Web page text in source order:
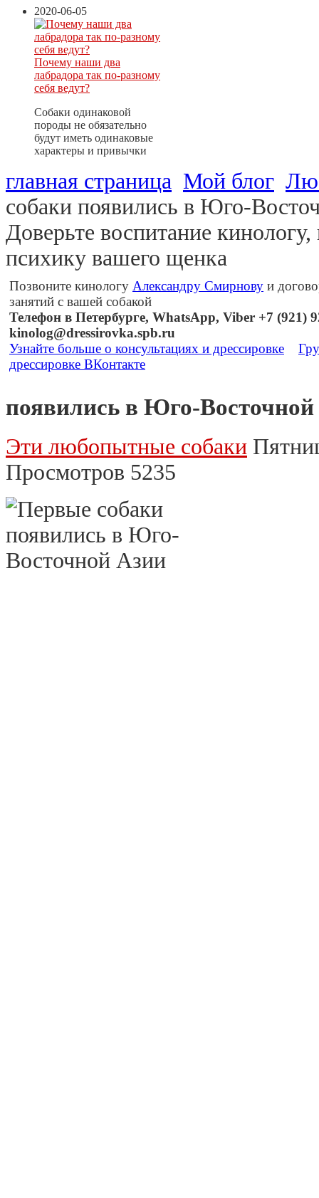
2020-06-05
Почему наши два
лабрадора так по-разному
себя ведут?
Собаки одинаковой
породы не обязательно
будут иметь одинаковые
характеры и привычки
главная страница Мой блог
собаки появились в Юго-
Доверьте воспитание
психику вашего щенка
Позвоните кинологу Александру Смирнову и
занятий с вашей собакой
Телефон в Петербурге, WhatsApp, Viber +7 (921)
kinolog@dressirovka.spb.ru
Узнайте больше о консультациях и дрессировке
дрессировке ВКонтакте
появились в Юго-
Эти любопытные собаки
Просмотров 5235